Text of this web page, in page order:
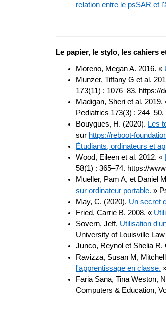
relation entre le psSAR et
Le papier, le stylo, les cahiers
Moreno, Megan A. 2016. «
Munzer, Tiffany G et al.
173(11) : 1076–83. https://
Madigan, Sheri et al. 2019.
Pediatrics 173(3) :
Bouygues, H. (2020). Les
sur https://reboot-
Étudiants, ordinateurs et
Wood, Eileen et al. 2012. «
58(1) : 365–74. https://
Mueller, Pam A, et Daniel
sur ordinateur portable. »
May, C. (2020). Un secret
Fried, Carrie B. 2008. «
Sovern, Jeff, Utilisation
University of Louisville
Junco, Reynol et Shelia R.
Ravizza, Susan M,
l'apprentissage en classe.
Faria Sana, Tina Weston,
Computers & Education,